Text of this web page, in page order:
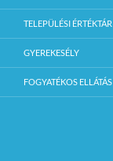
TELEPÜLÉSI ÉRTÉKTÁR
GYEREKESÉLY
FOGYATÉKOS ELLÁTÁS